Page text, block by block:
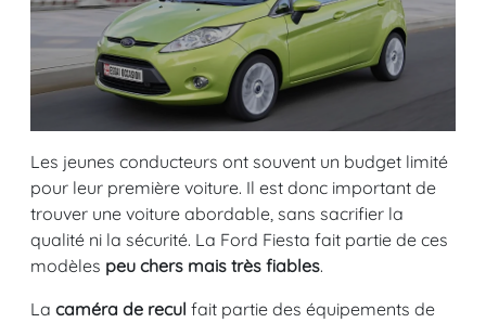
Les jeunes conducteurs ont souvent un budget limité
pour leur première voiture. Il est donc important de
trouver une voiture abordable, sans sacrifier la
qualité ni la sécurité. La Ford Fiesta fait partie de ces
modèles peu chers mais très fiables.
La caméra de recul fait partie des équipements de